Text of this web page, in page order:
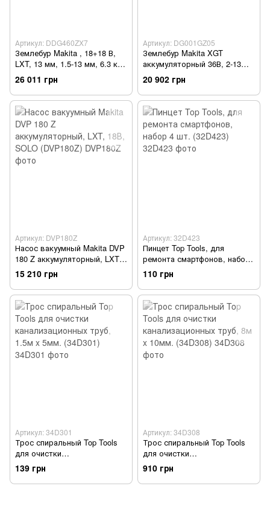
Артикул: DDG460ZX7
Землебур Makita , 18+18 В,
LXT, 13 мм, 1.5-13 мм, 6.3 кг,
Solo (без АКБ и ЗУ)
(DDG460ZX7)
26 011 грн
Артикул: DG001GZ05
Землебур Makita XGT
аккумуляторный 36В, 2-13
мм, 7.2кг, SOLO (DG001GZ05)
20 902 грн
Артикул: DVP180Z
Насос вакуумный Makita DVP
180 Z аккумуляторный, LXT,
18В, SOLO (DVP180Z)
15 210 грн
Артикул: 32D423
Пинцет Top Tools, для
ремонта смартфонов, набор
4 шт. (32D423)
110 грн
Артикул: 34D301
Трос спиральный Top Tools
для очистки
канализационных труб, 1.5м
x 5мм. (34D301)
139 грн
Артикул: 34D308
Трос спиральный Top Tools
для очистки
канализационных труб, 8м x
10мм. (34D308)
910 грн